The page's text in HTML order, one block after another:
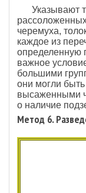
Указывают
черемуха,
каждое из
определенную
важное
большими
они могли
высаженными
о наличие
Метод 6.